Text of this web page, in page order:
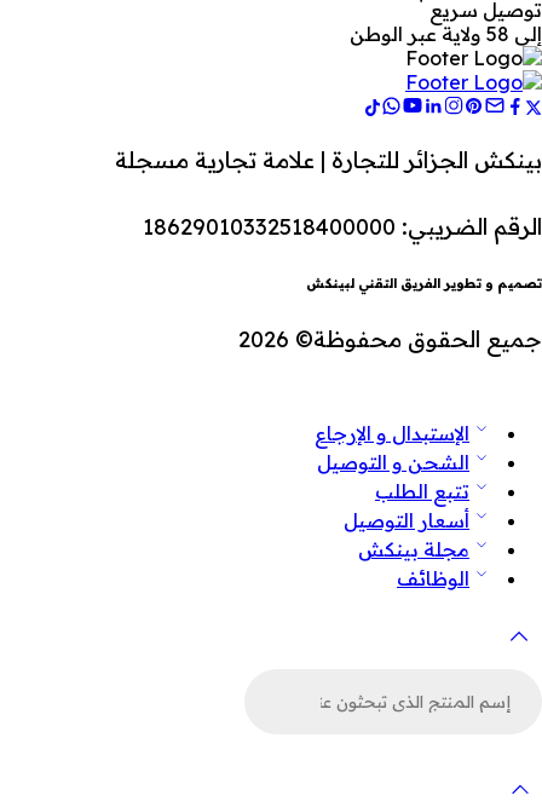
توصيل سريع
إلى 58 ولاية عبر الوطن
بينكش الجزائر للتجارة | علامة تجارية مسجلة
الرقم الضريبي: 18629010332518400000
تصميم و تطوير الفريق التقني لبينكش
جميع الحقوق محفوظة© 2026
الإستبدال و الإرجاع
الشحن و التوصيل
تتبع الطلب
أسعار التوصيل
مجلة بينكش
الوظائف